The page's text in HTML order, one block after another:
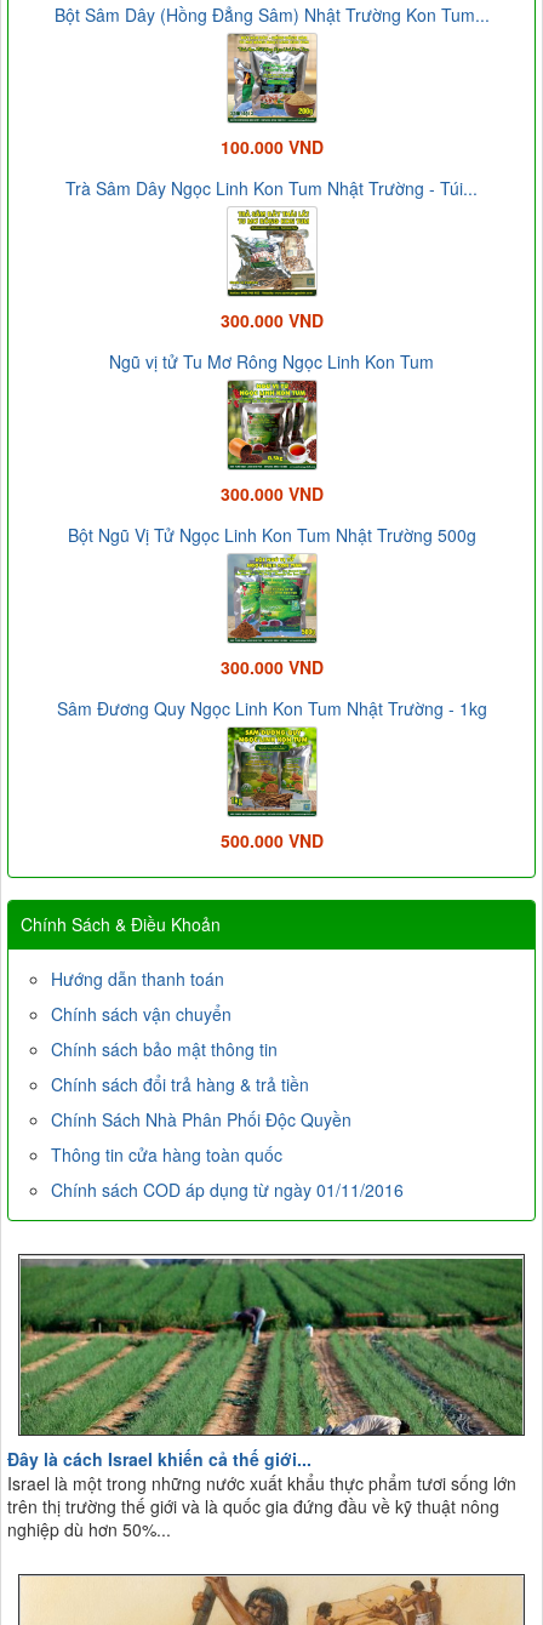
Bột Sâm Dây (Hồng Đẳng Sâm) Nhật Trường Kon Tum...
100.000 VND
Trà Sâm Dây Ngọc Linh Kon Tum Nhật Trường - Túi...
300.000 VND
Ngũ vị tử Tu Mơ Rông Ngọc Linh Kon Tum
300.000 VND
Bột Ngũ Vị Tử Ngọc Linh Kon Tum Nhật Trường 500g
300.000 VND
Sâm Đương Quy Ngọc Linh Kon Tum Nhật Trường - 1kg
500.000 VND
Chính Sách & Điều Khoản
Hướng dẫn thanh toán
Chính sách vận chuyển
Chính sách bảo mật thông tin
Chính sách đổi trả hàng & trả tiền
Chính Sách Nhà Phân Phối Độc Quyền
Thông tin cửa hàng toàn quốc
Chính sách COD áp dụng từ ngày 01/11/2016
Đây là cách Israel khiến cả thế giới...
Israel là một trong những nước xuất khẩu thực phẩm tươi sống lớn
trên thị trường thế giới và là quốc gia đứng đầu về kỹ thuật nông
nghiệp dù hơn 50%...